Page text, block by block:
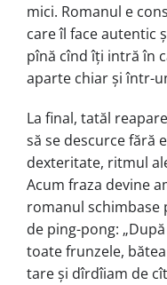
mici. Romanul e
care îl face autentic
pînă cînd îţi intră în
aparte chiar şi într-
La final, tatăl
să se descurce fără
dexteritate, ritmul
Acum fraza devine
romanul schimbase
de ping-pong:
toate frunzele,
tare şi dîrdîiam de